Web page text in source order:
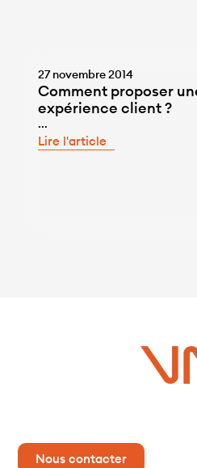
27 novembre 2014
Comment proposer
expérience client ?
...
Lire l'article
Nous contacter